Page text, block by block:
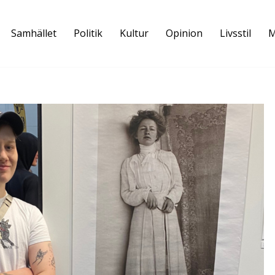
Samhället Politik Kultur Opinion Livsstil